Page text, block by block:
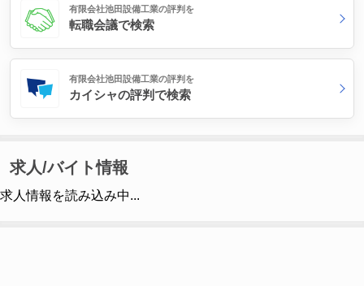
有限会社池田設備工業の評判を
転職会議で検索
有限会社池田設備工業の評判を
カイシャの評判で検索
求人/バイト情報
求人情報を読み込み中...